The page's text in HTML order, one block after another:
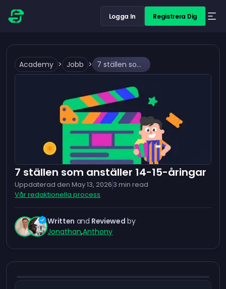
Logga In Registrera Dig
Academy > Jobb > 7 ställen som anställer 14-15-åringar
7 ställen som anställer 14-15-åringar
Uppdaterad den May 13, 2026 3 min read
Vår redaktionella process
Written and Reviewed by
Jonathan,Anthony